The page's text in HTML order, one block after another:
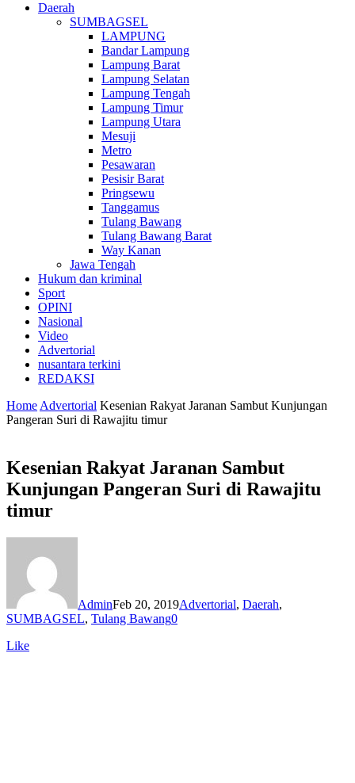
Daerah
SUMBAGSEL
LAMPUNG
Bandar Lampung
Lampung Barat
Lampung Selatan
Lampung Tengah
Lampung Timur
Lampung Utara
Mesuji
Metro
Pesawaran
Pesisir Barat
Pringsewu
Tanggamus
Tulang Bawang
Tulang Bawang Barat
Way Kanan
Jawa Tengah
Hukum dan kriminal
Sport
OPINI
Nasional
Video
Advertorial
nusantara terkini
REDAKSI
Home Advertorial Kesenian Rakyat Jaranan Sambut Kunjungan
Pangeran Suri di Rawajitu timur
Kesenian Rakyat Jaranan Sambut
Kunjungan Pangeran Suri di Rawajitu
timur
AdminFeb 20, 2019Advertorial, Daerah,
SUMBAGSEL, Tulang Bawang0
Like